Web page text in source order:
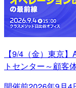
【9/4（金）東京
トセンター～顧客